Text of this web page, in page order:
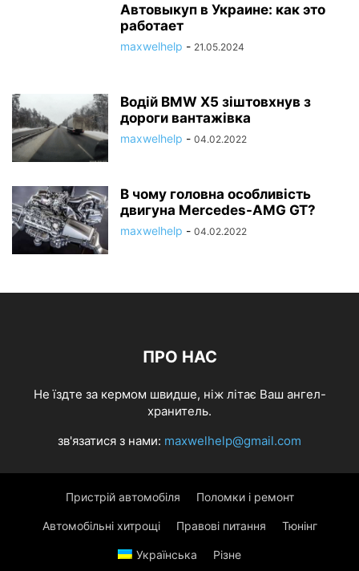
Автовыкуп в Украине: как это
работает
maxwelhelp - 21.05.2024
Водій BMW X5 зіштовхнув з
дороги вантажівка
maxwelhelp - 04.02.2022
В чому головна особливість
двигуна Mercedes-AMG GT?
maxwelhelp - 04.02.2022
ПРО НАС
Не їздте за кермом швидше, ніж літає Ваш ангел-
хранитель.
зв'язатися з нами: maxwelhelp@gmail.com
Пристрій автомобіля Поломки і ремонт
Автомобільні хитрощі Правові питання Тюнінг
Українська Різне